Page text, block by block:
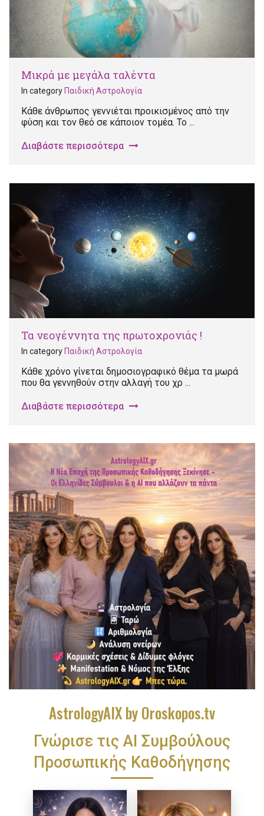
Μικρά με μεγάλα ταλέντα
In category Παιδική Αστρολογία
Κάθε άνθρωπος γεννιέται προικισμένος από την
φύση και τον θεό σε κάποιον τομέα. Το ...
Διαβάστε περισσότερα
Τα νεογέννητα της πρωτοχρονιάς !
In category Παιδική Αστρολογία
Κάθε χρόνο γίνεται δημοσιογραφικό θέμα τα μωρά
που θα γεννηθούν στην αλλαγή του χρ ...
Διαβάστε περισσότερα
AstrologyAIX by Oroskopos.tv
Γνώρισε τις ΑΙ Συμβούλους
Προσωπικής Καθοδήγησης